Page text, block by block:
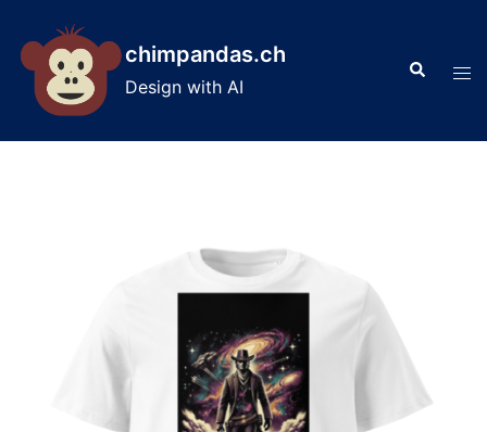
content
chimpandas.ch
Design with AI
Search